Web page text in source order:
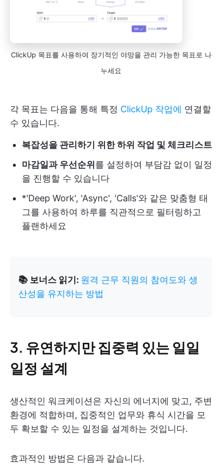
ClickUp 목표를 사용하여 장기적인 야망을 관리 가능한 목표로 나
누세요
각 목표는 다음을 통해 특정 ClickUp 작업에 연결할
수 있습니다.
복잡성을 관리하기 위한 하위 작업 및 체크리스트
마감일과 우선순위를 설정하여 부담감 없이 일정
을 진행할 수 있습니다
*'Deep Work', 'Async', 'Calls'와 같은 맞춤형 태
그를 사용하여 하루를 직관적으로 필터링하고
플랜하세요
📚 보너스 읽기: 원격 근무 직원의 참여도와 생
산성을 유지하는 방법
3. 유연하지만 집중력 있는 일일
일정 설계
생산적인 워크케이션은 자신의 에너지에 맞고, 주변
환경에 적합하며, 집중적인 업무와 휴식 시간을 모
두 확보할 수 있는 일정을 설계하는 것입니다.
효과적인 방법은 다음과 같습니다.